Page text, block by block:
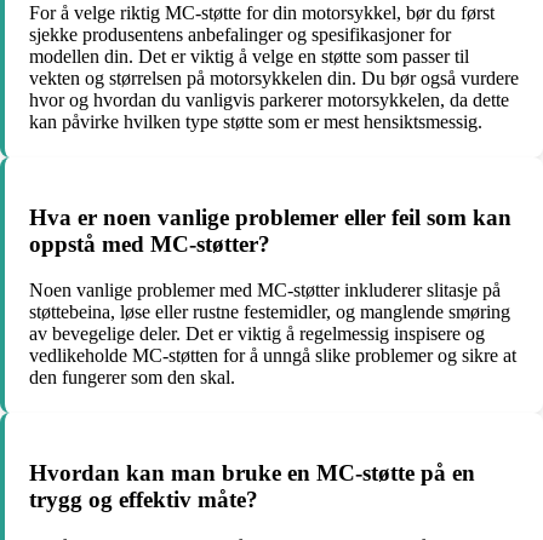
For å velge riktig MC-støtte for din motorsykkel, bør du først
sjekke produsentens anbefalinger og spesifikasjoner for
modellen din. Det er viktig å velge en støtte som passer til
vekten og størrelsen på motorsykkelen din. Du bør også vurdere
hvor og hvordan du vanligvis parkerer motorsykkelen, da dette
kan påvirke hvilken type støtte som er mest hensiktsmessig.
Hva er noen vanlige problemer eller feil som kan
oppstå med MC-støtter?
Noen vanlige problemer med MC-støtter inkluderer slitasje på
støttebeina, løse eller rustne festemidler, og manglende smøring
av bevegelige deler. Det er viktig å regelmessig inspisere og
vedlikeholde MC-støtten for å unngå slike problemer og sikre at
den fungerer som den skal.
Hvordan kan man bruke en MC-støtte på en
trygg og effektiv måte?